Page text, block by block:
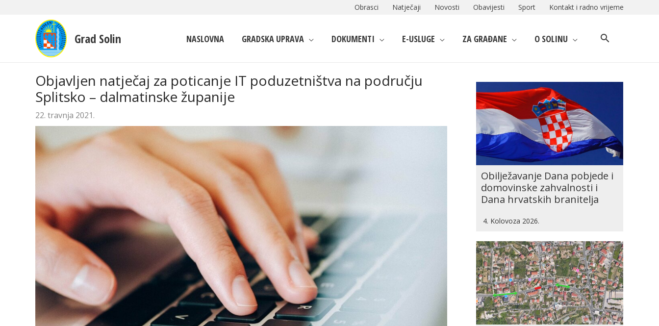
Obrasci Natječaji Novosti Obavijesti Sport Kontakt i radno vrijeme
Grad Solin NASLOVNA GRADSKA UPRAVA DOKUMENTI E-USLUGE ZA GRAĐANE O SOLINU
Objavljen natječaj za poticanje IT poduzetništva na području
Splitsko – dalmatinske županije
22. travnja 2021.
Obilježavanje Dana pobjede i
domovinske zahvalnosti i
Dana hrvatskih branitelja
4. Kolovoza 2026.